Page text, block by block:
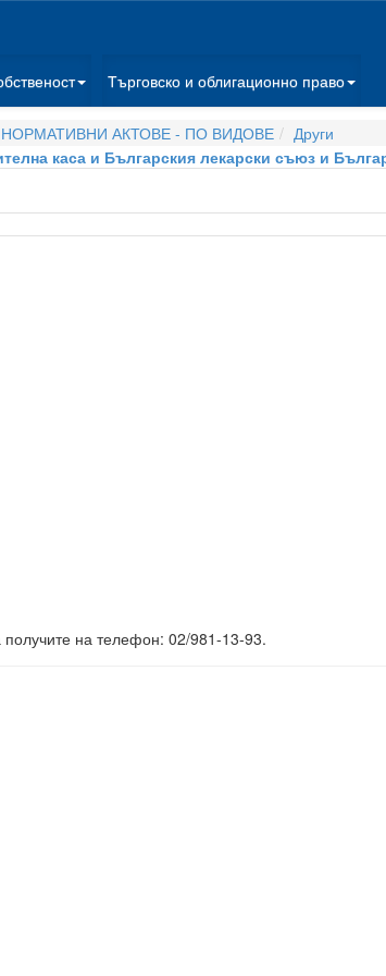
Търговско и облигационно право
НОРМАТИВНИ АКТОВЕ - ПО ВИДОВЕ
Други
каса и Българския лекарски съюз и
на телефон: 02/981-13-93.